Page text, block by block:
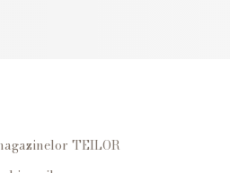
TEILOR